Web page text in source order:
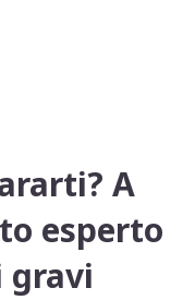
A
esperto
gravi